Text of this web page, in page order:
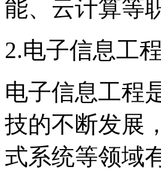
能、云计算等
2.电子信息工程
电子信息工程
技的不断发展
式系统等领域